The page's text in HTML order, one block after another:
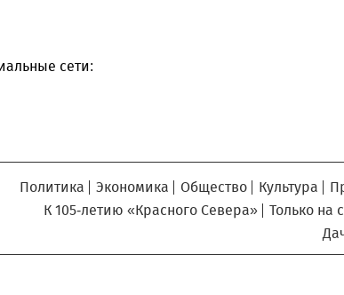
сети:
Политика Экономика Общество Культура
К 105-летию «Красного Севера»
Только на